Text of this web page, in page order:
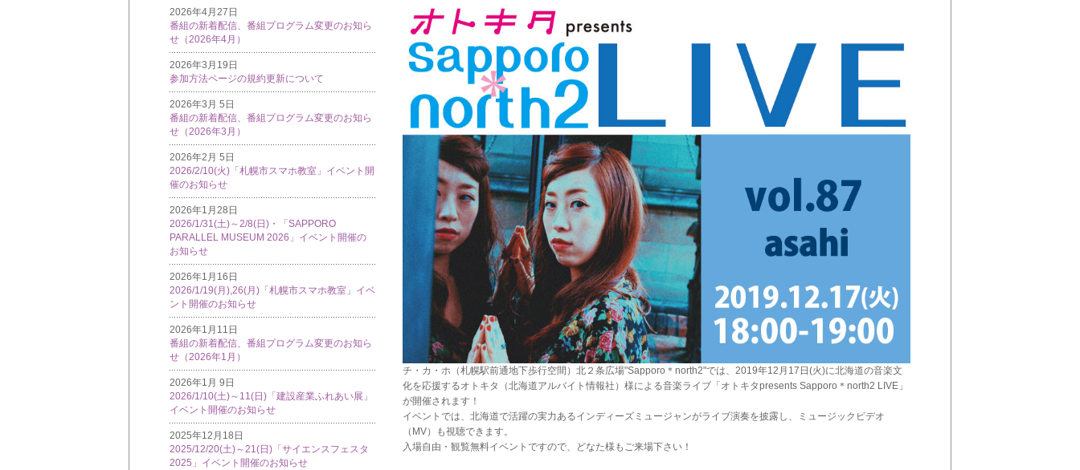
2026年4月27日
番組の新着配信、番組プログラム変更のお知ら
せ（2026年4月）
2026年3月19日
参加方法ページの規約更新について
2026年3月 5日
番組の新着配信、番組プログラム変更のお知ら
せ（2026年3月）
2026年2月 5日
2026/2/10(火)「札幌市スマホ教室」イベント開
催のお知らせ
2026年1月28日
2026/1/31(土)～2/8(日)・「SAPPORO
PARALLEL MUSEUM 2026」イベント開催の
お知らせ
2026年1月16日
2026/1/19(月),26(月)「札幌市スマホ教室」イベ
ント開催のお知らせ
2026年1月11日
番組の新着配信、番組プログラム変更のお知ら
せ（2026年1月）
2026年1月 9日
2026/1/10(土)～11(日)「建設産業ふれあい展」
イベント開催のお知らせ
2025年12月18日
2025/12/20(土)～21(日)「サイエンスフェスタ
2025」イベント開催のお知らせ
チ・カ・ホ（札幌駅前通地下歩行空間）北２条広場"Sapporo＊north2"では、2019年12月17日(火)に北海道の音楽文
化を応援するオトキタ（北海道アルバイト情報社）様による音楽ライブ「オトキタpresents Sapporo＊north2 LIVE」
が開催されます！
イベントでは、北海道で活躍の実力あるインディーズミュージャンがライブ演奏を披露し、ミュージックビデオ
（MV）も視聴できます。
入場自由・観覧無料イベントですので、どなた様もご来場下さい！